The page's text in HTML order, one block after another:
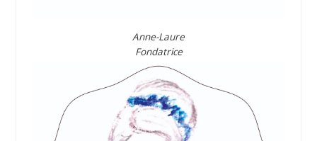
Anne-Laure
Fondatrice